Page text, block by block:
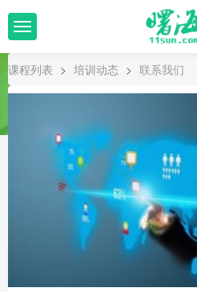
T
o
g
l
课程列表 > 培训动态 > 联系我们